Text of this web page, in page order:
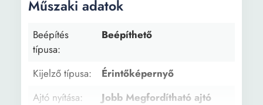
Műszaki adatok
Beépítés
típusa:
Beépíthető
Kijelző típusa:
Érintőképernyő
Ajtó nyítása:
Jobb Megfordítható ajtó